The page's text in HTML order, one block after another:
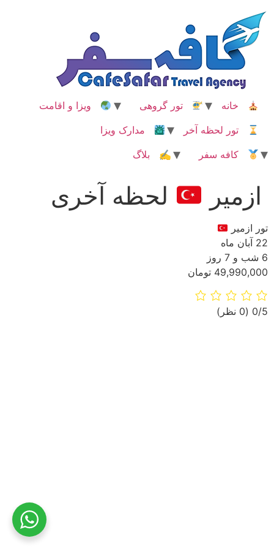
محتوا
خانه تور گروهی
ویزا و اقامت
تور لحظه آخر
مدارک ویزا
کافه سفر
✍ بلاگ
ازمیر لحظه آخری
تور ازمیر
22 آبان ماه
6 شب و 7 روز
49,990,000 تومان
‫0/5 ‫(0 نظر)